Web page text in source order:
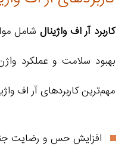
کاربرد آر اف واژینال شامل
بهبود سلامت و عملکرد
مهم‌ترین کاربردهای آر اف
افزایش حس و رضایت